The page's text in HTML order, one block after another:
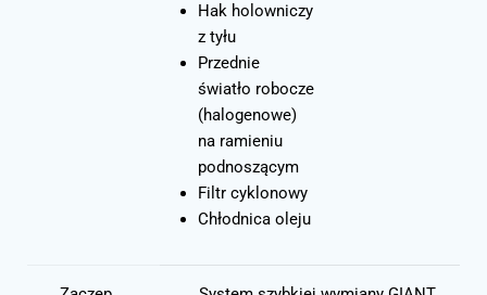
Hak holowniczy
z tyłu
Przednie
światło robocze
(halogenowe)
na ramieniu
podnoszącym
Filtr cyklonowy
Chłodnica oleju